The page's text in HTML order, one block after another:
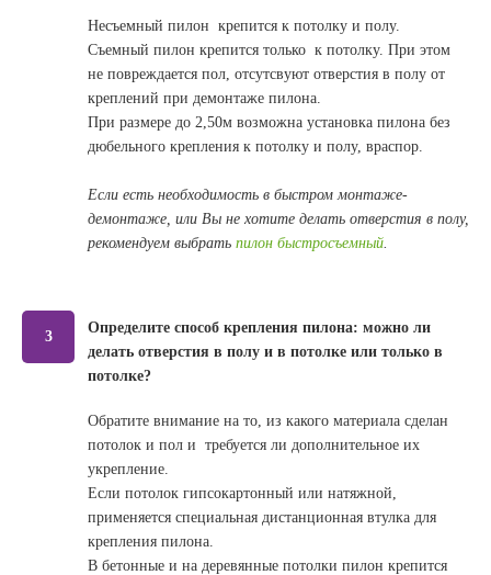
Несъемный пилон крепится к потолку и полу.
Съемный пилон крепится только к потолку. При этом
не повреждается пол, отсутсвуют отверстия в полу от
креплений при демонтаже пилона.
При размере до 2,50м возможна установка пилона без
дюбельного крепления к потолку и полу, враспор.
Если есть необходимость в быстром монтаже-
демонтаже, или Вы не хотите делать отверстия в полу,
рекомендуем выбрать пилон быстросъемный.
3
Определите способ крепления пилона: можно ли
делать отверстия в полу и в потолке или только в
потолке?
Обратите внимание на то, из какого материала сделан
потолок и пол и требуется ли дополнительное их
укрепление.
Если потолок гипсокартонный или натяжной,
применяется специальная дистанционная втулка для
крепления пилона.
В бетонные и на деревянные потолки пилон крепится